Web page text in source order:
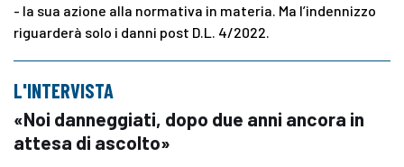
- la sua azione alla normativa in materia. Ma l’indennizzo
riguarderà solo i danni post D.L. 4/2022.
L'INTERVISTA
«Noi danneggiati, dopo due anni ancora in
attesa di ascolto»